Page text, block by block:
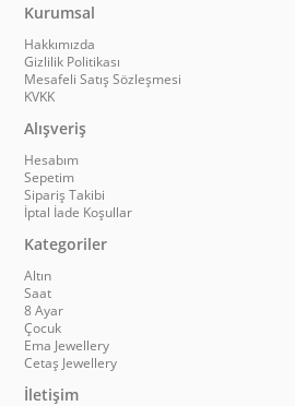
Kurumsal
Hakkımızda
Gizlilik Politikası
Mesafeli Satış Sözleşmesi
KVKK
Alışveriş
Hesabım
Sepetim
Sipariş Takibi
İptal İade Koşullar
Kategoriler
Altın
Saat
8 Ayar
Çocuk
Ema Jewellery
Cetaş Jewellery
İletişim